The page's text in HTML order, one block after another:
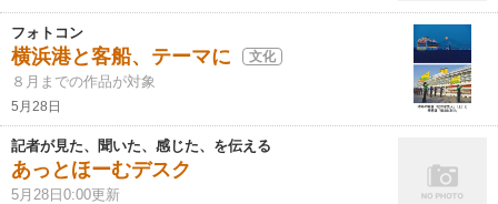
フォトコン
横浜港と客船、テーマに 文化
８月までの作品が対象
5月28日
記者が見た、聞いた、感じた、を伝える
あっとほーむデスク
5月28日0:00更新